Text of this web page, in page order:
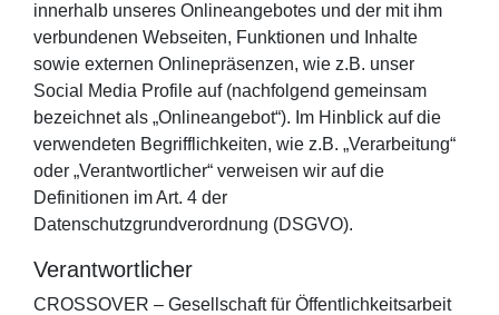
innerhalb unseres Onlineangebotes und der mit ihm
verbundenen Webseiten, Funktionen und Inhalte
sowie externen Onlinepräsenzen, wie z.B. unser
Social Media Profile auf (nachfolgend gemeinsam
bezeichnet als „Onlineangebot“). Im Hinblick auf die
verwendeten Begrifflichkeiten, wie z.B. „Verarbeitung“
oder „Verantwortlicher“ verweisen wir auf die
Definitionen im Art. 4 der
Datenschutzgrundverordnung (DSGVO).
Verantwortlicher
CROSSOVER – Gesellschaft für Öffentlichkeitsarbeit